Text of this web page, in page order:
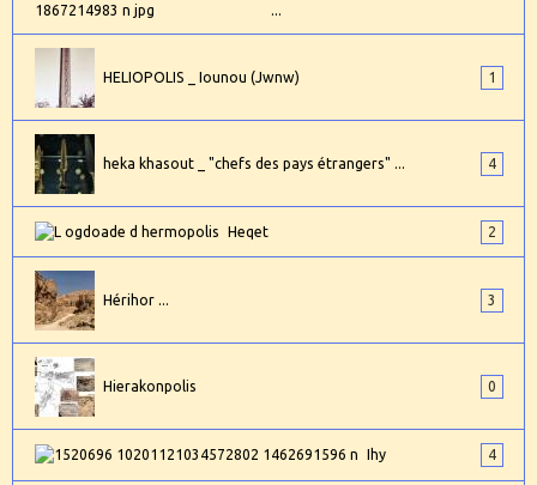
...
HELIOPOLIS _ Iounou (Jwnw) 1
heka khasout _ "chefs des pays étrangers" ... 4
Heqet 2
Hérihor ... 3
Hierakonpolis 0
Ihy 4